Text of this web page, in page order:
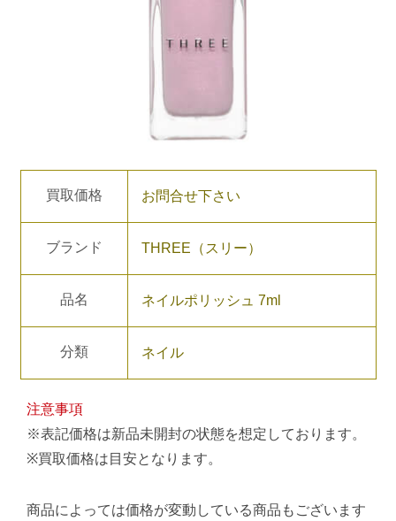
買取価格 お問合せ下さい
ブランド THREE（スリー）
品名 ネイルポリッシュ 7ml
分類 ネイル
注意事項
※表記価格は新品未開封の状態を想定しております。
※買取価格は目安となります。
商品によっては価格が変動している商品もございます